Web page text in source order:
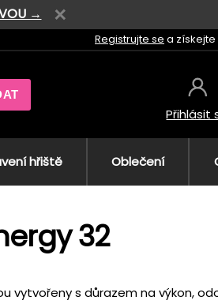
→
Registrujte se a získejte
Přihlásit
hřiště Oblečení
32
vytvořeny s důrazem na výkon,